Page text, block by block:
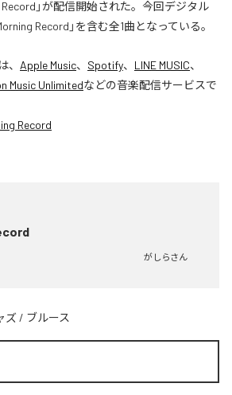
」が配信開始された。今回デジタル
Record」を含む全1曲となっている。
、 Apple Music、 Spotify、 LINE MUSIC、
Music Unlimitedなどの音楽配信サービスで
Record
がしらさん
ズ / ブルース